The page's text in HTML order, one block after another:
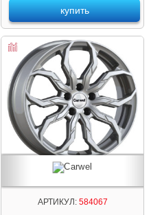
купить
АРТИКУЛ:584067